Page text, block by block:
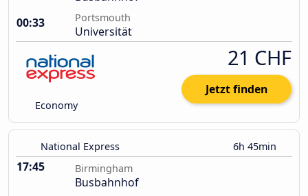
00:33
Portsmouth
Universität
Economy
21 CHF
Jetzt finden
National Express 6h 45min
17:45 Birmingham
Busbahnhof